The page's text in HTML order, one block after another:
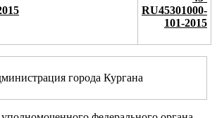
RU45301000-
101-2015
города Кургана